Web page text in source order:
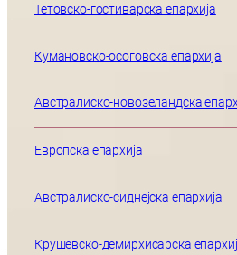
Тетовско-гостиварска епархија
Кумановско-осоговска епархија
Австралиско-новозеландска
Европска епархија
Австралиско-сиднејска епархија
Крушевско-демирхисарска